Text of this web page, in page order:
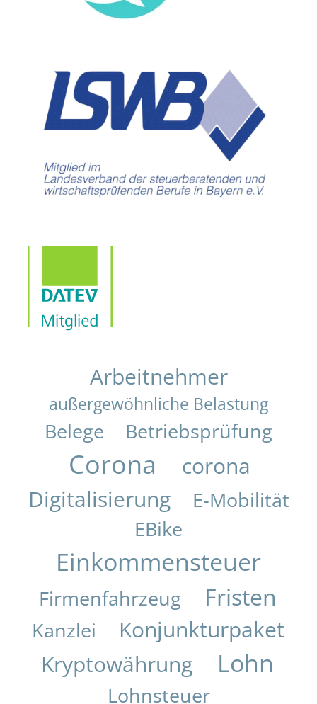
Arbeitnehmer
außergewöhnliche Belastung
Belege Betriebsprüfung
Corona
corona
Digitalisierung
E-Mobilität
EBike
Einkommensteuer
Firmenfahrzeug Fristen
Kanzlei
Konjunkturpaket
Kryptowährung
Lohn
Lohnsteuer